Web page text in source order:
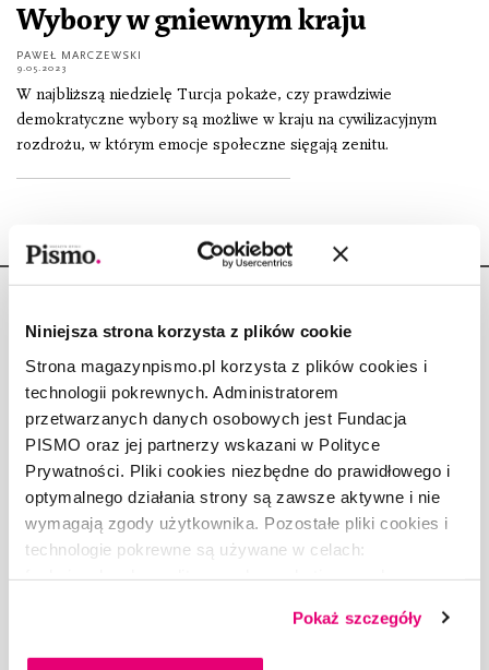
Niniejsza strona korzysta z plików cookie
Strona magazynpismo.pl korzysta z plików cookies i
technologii pokrewnych. Administratorem
przetwarzanych danych osobowych jest Fundacja
PISMO oraz jej partnerzy wskazani w Polityce
Prywatności. Pliki cookies niezbędne do prawidłowego i
optymalnego działania strony są zawsze aktywne i nie
wymagają zgody użytkownika. Pozostałe pliki cookies i
technologie pokrewne są używane w celach:
dobrowolną zgodę na pliki cookies i technologie
pokrewne, zgadzasz się na przechowywanie informacji
Pokaż szczegóły
Wybory w gniewnym kraju
PAWEŁ MARCZEWSKI
9.05.2023
W najbliższą niedzielę Turcja pokaże, czy prawdziwie
demokratyczne wybory są możliwe w kraju na cywilizacyjnym
rozdrożu, w którym emocje społeczne sięgają zenitu.
Copyright © Fundacja Pismo
O „PIŚMIE”
ABOUT PISMO
FACT-CHECKING W „PIŚMIE”